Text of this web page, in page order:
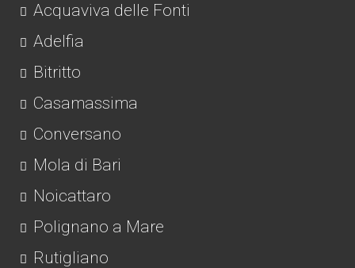
Acquaviva delle Fonti
Adelfia
Bitritto
Casamassima
Conversano
Mola di Bari
Noicattaro
Polignano a Mare
Rutigliano